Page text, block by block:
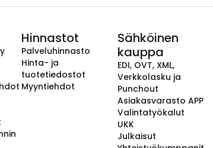
Hinnastot
Palveluhinnasto
Hinta- ja
tuotetiedostot
Myyntiehdot
Sähköinen
kauppa
EDI, OVT, XML,
Verkkolasku ja
Punchout
Asiakasvarasto APP
Valintatyökalut
UKK
Julkaisut